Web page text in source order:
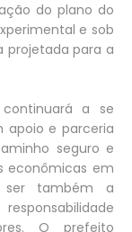
do plano do
e sob
projetada para a
a se
apoio e parceria
seguro e
econômicas em
ser também a
O prefeito